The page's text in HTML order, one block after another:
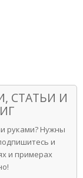
СТАТЬИ И
руками? Нужны
и
и примерах